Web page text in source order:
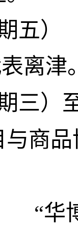
五）
离津
三）
商
“华